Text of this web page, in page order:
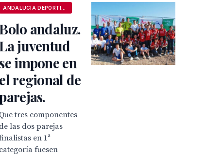
Bolo andaluz.
La juventud
se impone en
el regional de
Que tres componentes
de las dos parejas
en 1ª
categoría fuesen